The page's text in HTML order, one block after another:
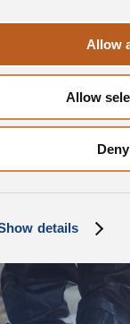
details
Allow
Allow
Deny